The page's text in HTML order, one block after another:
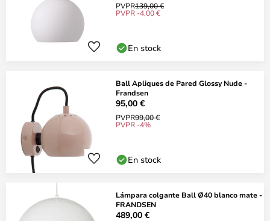
PVPR139,00 €
PVPR -4,00 €
En stock
Ball Apliques de Pared Glossy Nude -
Frandsen
95,00 €
PVPR99,00 €
PVPR -4%
En stock
Lámpara colgante Ball Ø40 blanco mate -
FRANDSEN
489,00 €